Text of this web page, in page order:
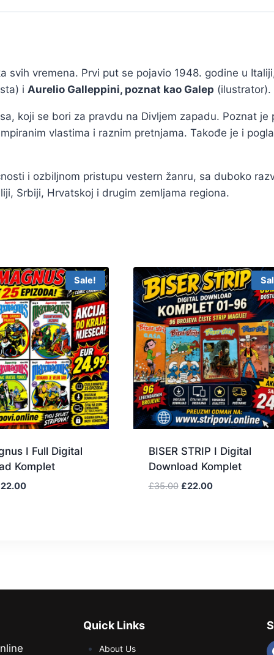
svih vremena. Prvi put se pojavio 1948. godine u
i Aurelio Galleppini, poznat kao Galep (ilustrator).
koji se bori za pravdu na Divljem zapadu. Poznat
vlastima i raznim pretnjama. Takođe je i
i ozbiljnom pristupu vestern žanru, sa duboko
Srbiji, Hrvatskoj i drugim zemljama regiona.
Sale!
I Full Digital
Komplet
22.00
BISER STRIP I Digital
Download Komplet
£35.00 £22.00
Quick Links
About Us